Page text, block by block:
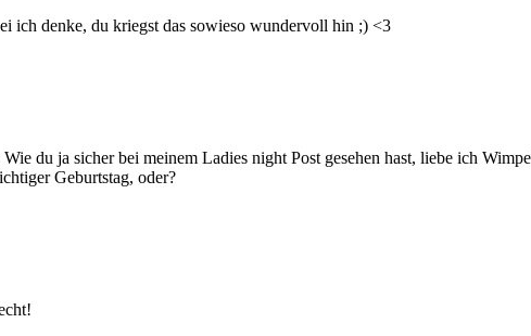
ich denke, du kriegst das sowieso wundervoll hin ;) <3
du ja sicher bei meinem Ladies night Post gesehen hast, liebe ich
Geburtstag, oder?